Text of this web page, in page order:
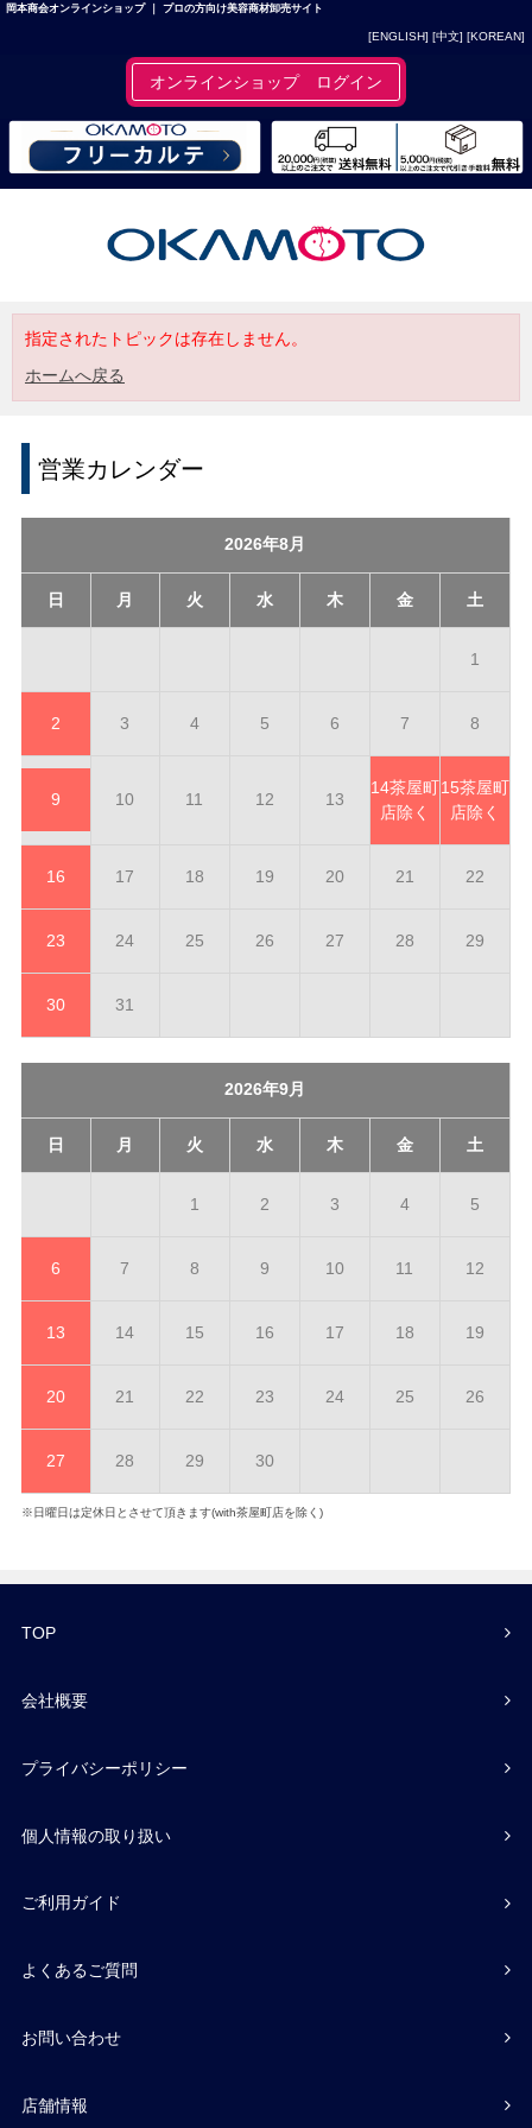
岡本商会オンラインショップ ｜ プロの方向け美容商材卸売サイト
[ENGLISH] [中文] [KOREAN]
オンラインショップ ログイン
指定されたトピックは存在しません。
ホームへ戻る
営業カレンダー
2026年8月
日 月 火 水 木 金 土
1
2 3 4 5 6 7 8
9 10 11 12 13
14茶屋町
店除く
15茶屋町
店除く
16 17 18 19 20 21 22
23 24 25 26 27 28 29
30 31
2026年9月
日 月 火 水 木 金 土
1 2 3 4 5
6 7 8 9 10 11 12
13 14 15 16 17 18 19
20 21 22 23 24 25 26
27 28 29 30
※日曜日は定休日とさせて頂きます(with茶屋町店を除く)
TOP
会社概要
プライバシーポリシー
個人情報の取り扱い
ご利用ガイド
よくあるご質問
お問い合わせ
店舗情報